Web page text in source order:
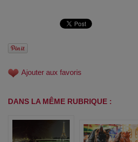
Ajouter aux favoris
DANS LA MÊME RUBRIQUE :